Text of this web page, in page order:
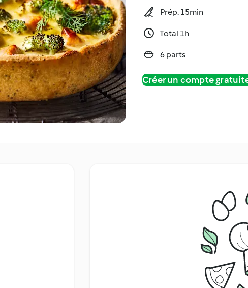
Prép. 15min
Total 1h
6 parts
Créer un compte